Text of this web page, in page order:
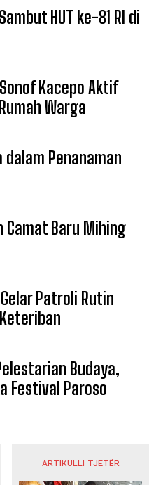
HUT ke-81 RI di
Kacepo Aktif
Warga
dalam Penanaman
Camat Baru Mihing
Patroli Rutin
Budaya,
Festival Paroso
ARTIKULLI TJETËR